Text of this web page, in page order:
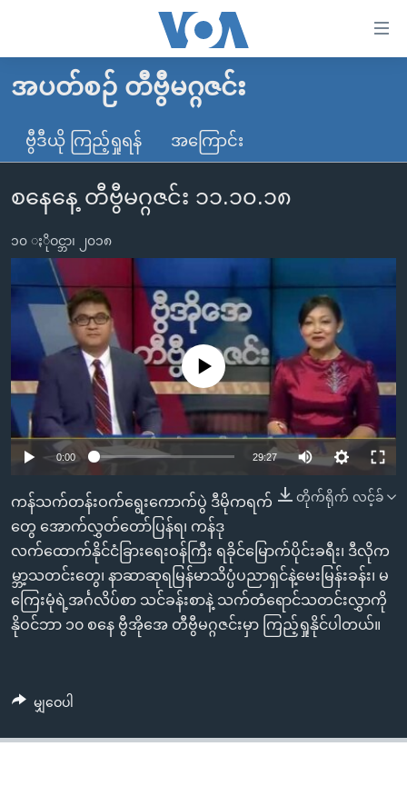
လွယ်ကူ
သည့်
များ
ပင်မ
အကြောင်းအရာ
သို့
ကျော်
ရန်
ပင်မ
အ
ညွန်း
စာမျက်နှာ
ကျော်
ကြည့်
ရန်
ရှာဖွေ
ရန်
နေရာ
ရန်
မူလစာမျက်နှာ
မြန်မာ
ကမ္ဘာ့သတင်းများ
နိုင်ငံတကာ
တရုတ်
အစ္စရေး-ပါလက်စတိုင်း
ဗွီဒီယို
ရပ်ဝန်းတခု လမ်းတခု အလွန်
အင်္ဂလိပ်စာလေ့လာမယ်
အမေရိကန်သုံးအီဒီယံ
မကြေးမုံရဲ့ အင်္ဂလိပ်စာ
ရုပ်ရှင်ထဲက အင်္ဂလိပ်စာ
သုတပဒေသာ အင်္ဂလိပ်စာ
အပတ်စဉ်ကဏ္ဍများ
ရေဒီယို
တီဗွီ
ရေဒီယိုနှင့်ရုပ်သံ အချက်အလက်များ
ရေဒီယို/တီဗွီအစီအစဉ်
Learning English
ဘာသာစကားများ
အပတ်စဉ် တီဗွီမဂ္ဂဇင်း
ဗွီဒီယို ကြည့်ရှုရန် အကြောင်း
စနေနေ့ တီဗွီမဂ္ဂဇင်း ၁၁.၁၀.၁၈
၁၀ ႏိုဝင္ဘာ၊ ၂၀၁၈
No media source currently available
0:00 29:27
တိုက်ရိုက် လင့်ခ်
ကန်သက်တန်းဝက်ရွေးကောက်ပွဲ ဒီမိုကရက်
တွေ အောက်လွှတ်တော်ပြန်ရ၊ ကန်ဒု
လက်ထောက်နိုင်ငံခြားရေးဝန်ကြီး ရခိုင်မြောက်ပိုင်းခရီး၊ ဒီလိုက
မ္ဘာ့သတင်းတွေ၊ နာဆာဆုရမြန်မာသိပ္ပံပညာရှင်နဲ့မေးမြန်းခန်း၊ မ
ကြေးမုံရဲ့အင်္ဂလိပ်စာ သင်ခန်းစာနဲ့ သက်တံရောင်သတင်းလွှာကို
နိုဝင်ဘာ ၁၀ စနေ ဗွီအိုအေ တီဗွီမဂ္ဂဇင်းမှာ ကြည့်ရှုနိုင်ပါတယ်။
မျှဝေပါ